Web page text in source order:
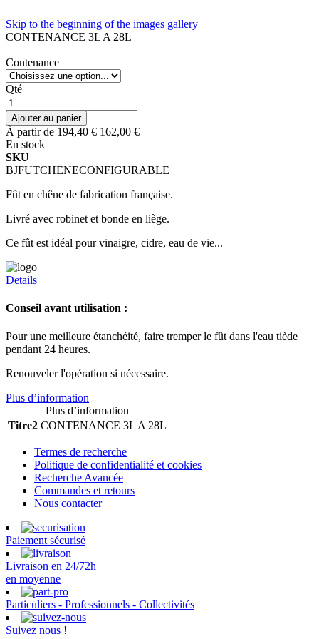
Skip to the beginning of the images gallery
CONTENANCE 3L A 28L
Contenance
Qté
Ajouter au panier
À partir de 194,40 € 162,00 €
En stock
SKU
BJFUTCHENECONFIGURABLE
Fût en chêne de fabrication française.
Livré avec robinet et bonde en liège.
Ce fût est idéal pour vinaigre, cidre, eau de vie...
Details
Conseil avant utilisation :
Pour une meilleure étanchéité, faire tremper le fût dans l'eau tiède
pendant 24 heures.
Renouveler l'opération si nécessaire.
Plus d’information
Plus d’information
Titre2 CONTENANCE 3L A 28L
Termes de recherche
Politique de confidentialité et cookies
Recherche Avancée
Commandes et retours
Nous contacter
Paiement sécurisé
Livraison en 24/72h
en moyenne
Particuliers - Professionnels - Collectivités
Suivez nous !